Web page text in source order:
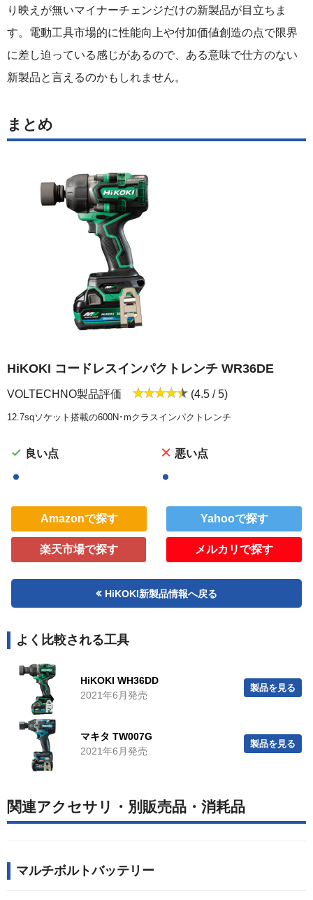
り映えが無いマイナーチェンジだけの新製品が目立ちま
す。電動工具市場的に性能向上や付加価値創造の点で限界
に差し迫っている感じがあるので、ある意味で仕方のない
新製品と言えるのかもしれません。
まとめ
HiKOKI コードレスインパクトレンチ WR36DE
VOLTECHNO製品評価 (4.5 / 5)
12.7sqソケット搭載の600N･mクラスインパクトレンチ
良い点 悪い点
Amazonで探す
楽天市場で探す
Yahooで探す
メルカリで探す
HiKOKI新製品情報へ戻る
よく比較される工具
HiKOKI WH36DD
2021年6月発売
製品を見る
マキタ TW007G
2021年6月発売
製品を見る
関連アクセサリ・別販売品・消耗品
マルチボルトバッテリー